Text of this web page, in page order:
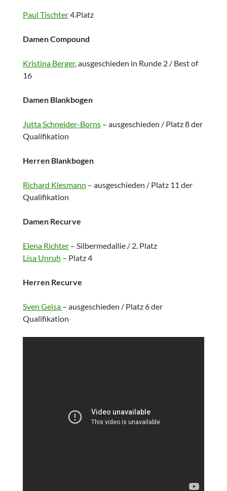
Paul Tischter4.Platz
Damen Compound
Kristina Berger, ausgeschieden in Runde 2 / Best of
16
Damen Blankbogen
Jutta Schneider-Borns– ausgeschieden / Platz 8 der
Qualifikation
Herren Blankbogen
Richard Klesmann – ausgeschieden / Platz 11 der
Qualifikation
Damen Recurve
Elena Richter– Silbermedallie / 2. Platz
Lisa Unruh – Platz 4
Herren Recurve
Sven Geisa – ausgeschieden / Platz 6 der
Qualifikation